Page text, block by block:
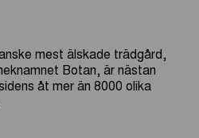
mest älskade trädgård,
Botan, är nästan
åt mer än 8000 olika